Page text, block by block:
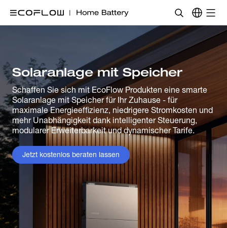
Solaranlage mit Speicher
Schaffen Sie sich mit EcoFlow Produkten eine smarte
Solaranlage mit Speicher für Ihr Zuhause - für
maximale Energieeffizienz, niedrigere Stromkosten und
mehr Unabhängigkeit dank intelligenter Steuerung,
modularer Erweiterbarkeit und dynamischer Tarife.
Jetzt kostenlos beraten lassen